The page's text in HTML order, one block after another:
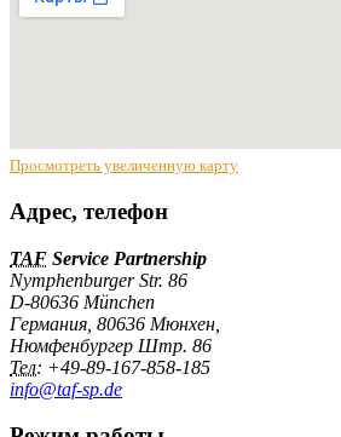
Просмотреть увеличенную карту
Адрес, телефон
TAF Service Partnership
Nymphenburger Str. 86
D-80636 München
Германия 80636 Мюнхен
Нюмфенбургер Штр. 86
Тел: +49-89-167-858-185
info@taf-sp.de